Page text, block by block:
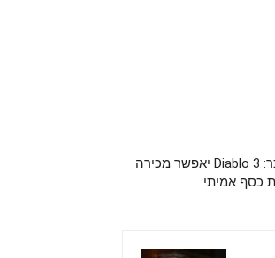
פעם ראשונה, שנייה, נמכר: Diablo 3 יאפשר מכירה
כסף אמיתי